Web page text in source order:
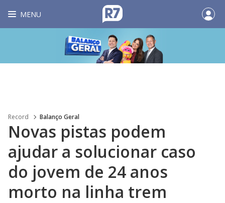
MENU
Record Balanço Geral
Novas pistas podem
ajudar a solucionar caso
do jovem de 24 anos
morto na linha trem